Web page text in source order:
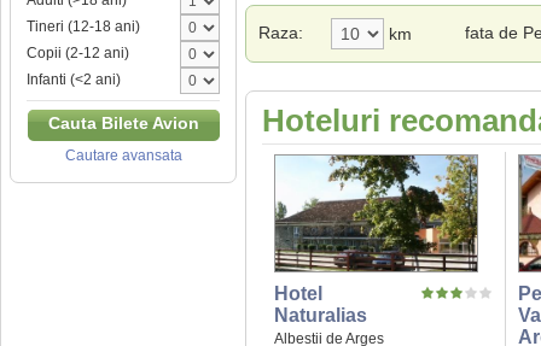
Tineri (12-18 ani)
Copii (2-12 ani)
Infanti (<2 ani)
Cauta Bilete Avion
Cautare avansata
Raza: km fata de
Hoteluri
Hotel
Naturalias
Albestii de Arges